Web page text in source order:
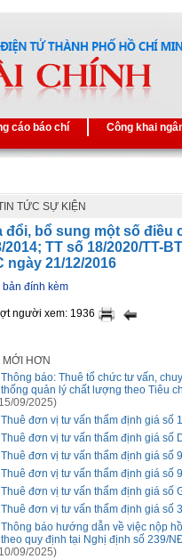
cáo báo chí Công khai
TỨC SỰ KIỆN
đổi, bổ sung một số điều
2014; TT số 18/2020/TT-
ngày 21/12/2016
bản đính kèm
người xem: 1936
MỚI HƠN
Thông báo: Thuê tổ chức tư vấn,
thống quản lý chất lượng theo Tiêu
09/2025)
Thuê đơn vị tư vấn thẩm định giá số
Thuê đơn vị tư vấn thẩm định giá số
Thuê đơn vị tư vấn thẩm định giá số
Thuê đơn vị tư vấn thẩm định giá số
Thuê đơn vị tư vấn thẩm định giá số
Thuê đơn vị tư vấn thẩm định giá số
Thông báo hướng dẫn về việc nộp
theo quy định tại Nghị định số 239/
09/2025)